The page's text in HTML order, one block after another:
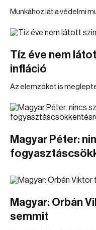
Munkához lát a védelmi
Tíz éve nem
infláció
Az elemzőket is
Magyar Péter:
Magyar: Orbán
semmit